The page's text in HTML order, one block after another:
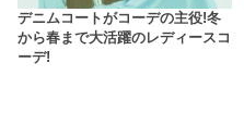
デニムコートがコーデの主役!冬
から春まで大活躍のレディースコ
ーデ!